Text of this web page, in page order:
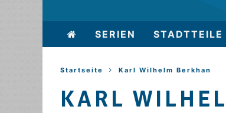
SERIEN STADTTEILE
Startseite Karl Wilhelm Berkhan
KARL